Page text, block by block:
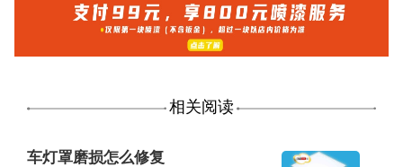
相关阅读
车灯罩磨损怎么修复